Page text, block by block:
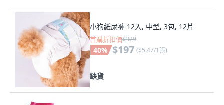
小狗紙尿褲 12入, 中型, 3包, 12片
首購折扣價$329
40% $197 ($5.47/1張)
缺貨